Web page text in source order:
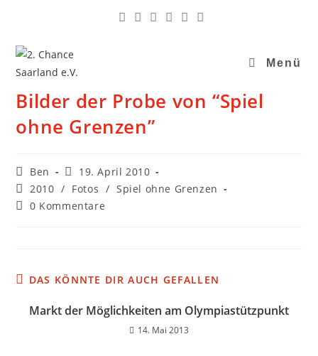
springen
Menü
Bilder der Probe von “Spiel
ohne Grenzen”
Beitrags-
Autor:
Ben
Beitrag
veröffentlicht:
19. April 2010
Beitrags-
Kategorie:
2010 / Fotos / Spiel ohne Grenzen
Beitrags-
0 Kommentare
DAS KÖNNTE DIR AUCH GEFALLEN
Markt der Möglichkeiten am Olympiastützpunkt
14. Mai 2013